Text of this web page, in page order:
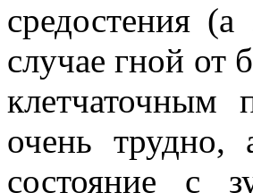
средостения
случае гной от
клетчаточным
очень трудно,
состояние с